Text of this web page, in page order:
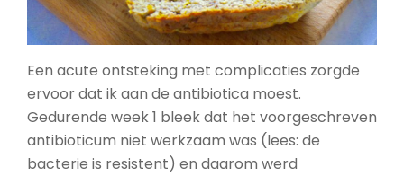
Een acute ontsteking met complicaties zorgde
ervoor dat ik aan de antibiotica moest.
Gedurende week 1 bleek dat het voorgeschreven
antibioticum niet werkzaam was (lees: de
bacterie is resistent) en daarom werd